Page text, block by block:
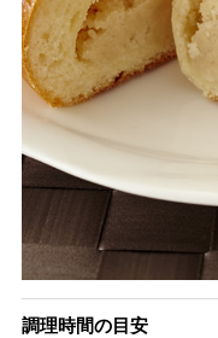
調理時間の目安